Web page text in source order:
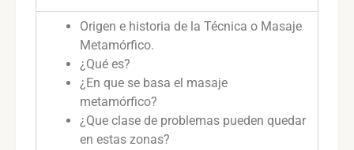
Origen e historia de la Técnica o Masaje
Metamórfico.
¿Qué es?
¿En que se basa el masaje
metamórfico?
¿Que clase de problemas pueden quedar
en estas zonas?